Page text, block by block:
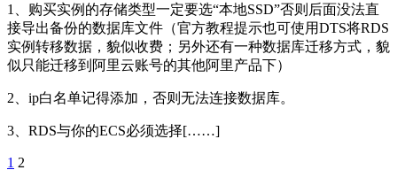
1、购买实例的存储类型一定要选“本地SSD”否则后面没法直
接导出备份的数据库文件（官方教程提示也可使用DTS将RDS
实例转移数据，貌似收费；另外还有一种数据库迁移方式，貌
似只能迁移到阿里云账号的其他阿里产品下）
2、ip白名单记得添加，否则无法连接数据库。
3、RDS与你的ECS必须选择[……]
1 2